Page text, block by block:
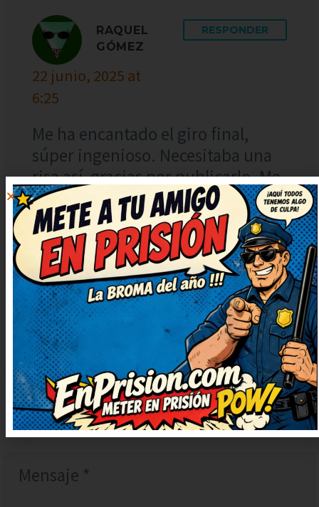
RAQUEL
GÓMEZ
22 junio, 2025 at
6:25
RESPONDER
Me ha encantado el giro final,
súper ingenioso. Necesitaba una
risa así, gracias por publicarlo. Me
quedo con la ocurrencia final, es
genial. Qué arte, ojalá subáis más
chistes así.
DEJARUN
COMENTARIO